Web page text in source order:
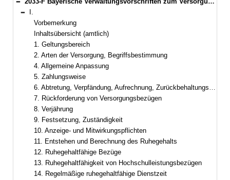
Bereich reduzieren
Bereich reduzieren
I.
Vorbemerkung
Inhaltsübersicht (amtlich)
1. Geltungsbereich
2. Arten der Versorgung, Begriffsbestimmung
4. Allgemeine Anpassung
5. Zahlungsweise
6. Abtretung, Verpfändung, Aufrechnung, Zurückbehaltungsrecht
7. Rückforderung von Versorgungsbezügen
8. Verjährung
9. Festsetzung, Zuständigkeit
10. Anzeige- und Mitwirkungspflichten
11. Entstehen und Berechnung des Ruhegehalts
12. Ruhegehaltfähige Bezüge
13. Ruhegehaltfähigkeit von Hochschulleistungsbezügen
14. Regelmäßige ruhegehaltfähige Dienstzeit